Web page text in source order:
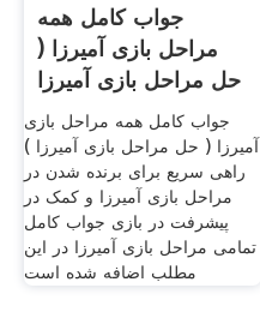
جواب کامل همه
مراحل بازی آمیرزا (
حل مراحل بازی آمیرزا
...
جواب کامل همه مراحل بازی
آمیرزا ( حل مراحل بازی آمیرزا )
راهی سریع برای برنده شدن در
مراحل بازی آمیرزا و کمک در
پیشرفت در بازی جواب کامل
تمامی مراحل بازی آمیرزا در این
مطلب اضافه شده است